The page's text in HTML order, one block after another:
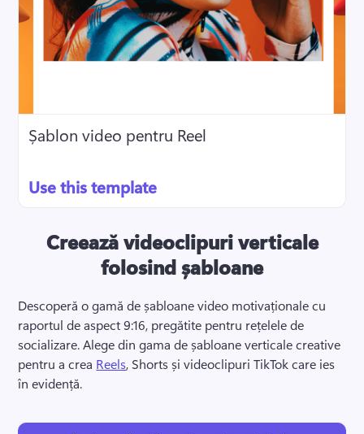
Creează videoclipuri verticale
folosind șabloane
Descoperă o gamă de șabloane video motivaționale cu
raportul de aspect 9:16, pregătite pentru rețelele de
socializare. Alege din gama de șabloane verticale creative
pentru a crea Reels, Shorts și videoclipuri TikTok care ies
în evidență.
Șablon video pentru Reel
Use this template